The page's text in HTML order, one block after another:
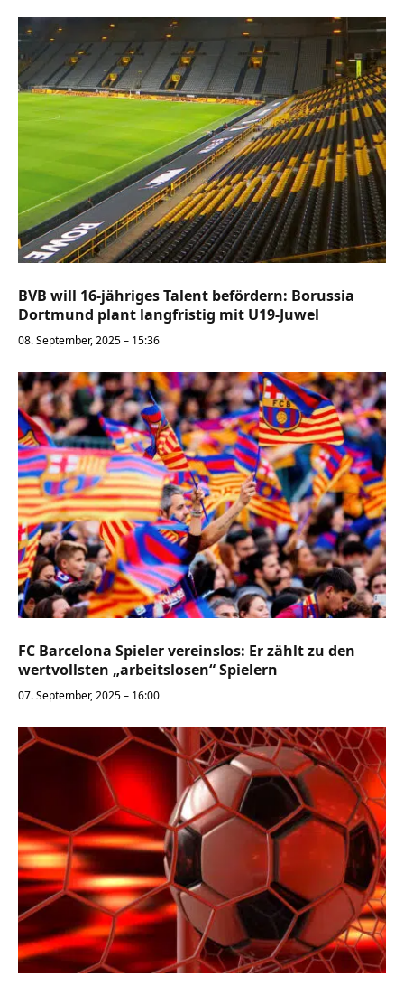
BVB will 16-jähriges Talent befördern: Borussia
Dortmund plant langfristig mit U19-Juwel
08. September, 2025 – 15:36
FC Barcelona Spieler vereinslos: Er zählt zu den
wertvollsten „arbeitslosen“ Spielern
07. September, 2025 – 16:00